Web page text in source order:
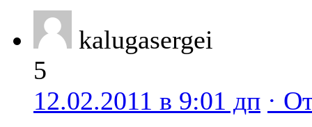
kalugasergei
5
12.02.2011 в 9:01 дп ·